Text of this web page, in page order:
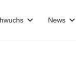
News